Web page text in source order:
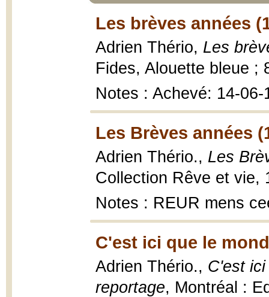
Les brèves années
Adrien Thério, Les
Fides, Alouette bleue ;
Notes : Achevé: 14-06-
Les Brèves années
Adrien Thério., Les
Collection Rêve et vie,
Notes : REUR mens
C'est ici que le
Adrien Thério., C'est
reportage, Montréal :